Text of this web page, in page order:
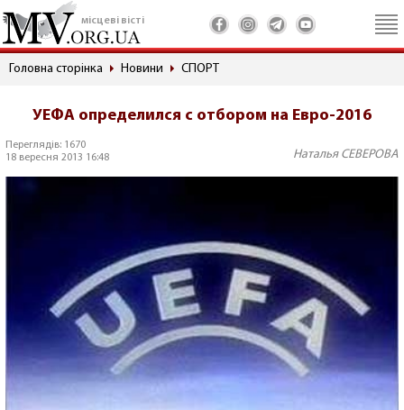
місцеві вісті
Головна сторінка Новини СПОРТ
УЕФА определился с отбором на Евро-2016
Переглядів: 1670
18 вересня 2013 16:48
Наталья СЕВЕРОВА